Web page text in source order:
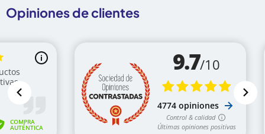
Opiniones de clientes